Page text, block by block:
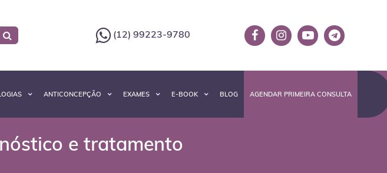
(12) 99223-9780
ANTICONCEPÇÃO EXAMES E-BOOK BLOG AGENDAR PRIMEIRA CONSULTA
e tratamento